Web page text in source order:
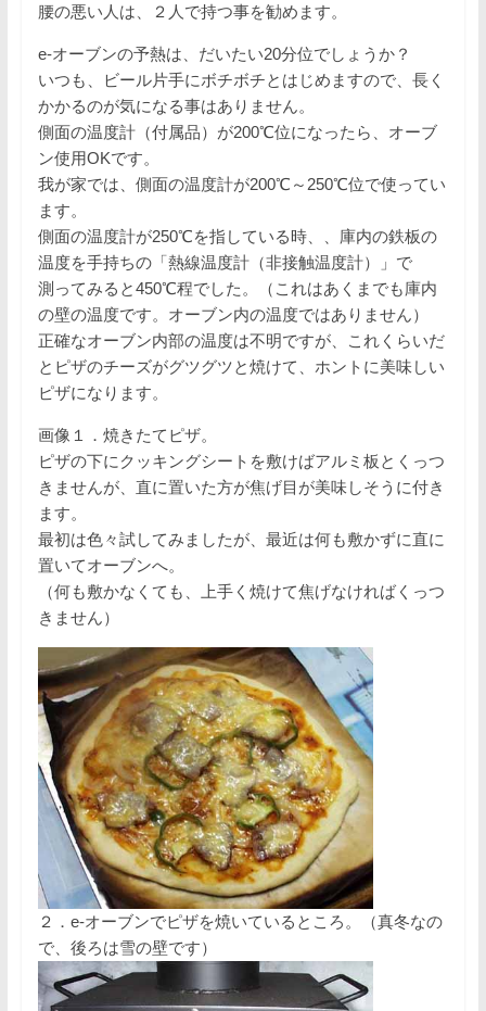
腰の悪い人は、２人で持つ事を勧めます。
e-オーブンの予熱は、だいたい20分位でしょうか？
いつも、ビール片手にボチボチとはじめますので、長く
かかるのが気になる事はありません。
側面の温度計（付属品）が200℃位になったら、オーブ
ン使用OKです。
我が家では、側面の温度計が200℃～250℃位で使ってい
ます。
側面の温度計が250℃を指している時、、庫内の鉄板の
温度を手持ちの「熱線温度計（非接触温度計）」で
測ってみると450℃程でした。（これはあくまでも庫内
の壁の温度です。オーブン内の温度ではありません）
正確なオーブン内部の温度は不明ですが、これくらいだ
とピザのチーズがグツグツと焼けて、ホントに美味しい
ピザになります。
画像１．焼きたてピザ。
ピザの下にクッキングシートを敷けばアルミ板とくっつ
きませんが、直に置いた方が焦げ目が美味しそうに付き
ます。
最初は色々試してみましたが、最近は何も敷かずに直に
置いてオーブンへ。
（何も敷かなくても、上手く焼けて焦げなければくっつ
きません）
２．e-オーブンでピザを焼いているところ。（真冬なの
で、後ろは雪の壁です）